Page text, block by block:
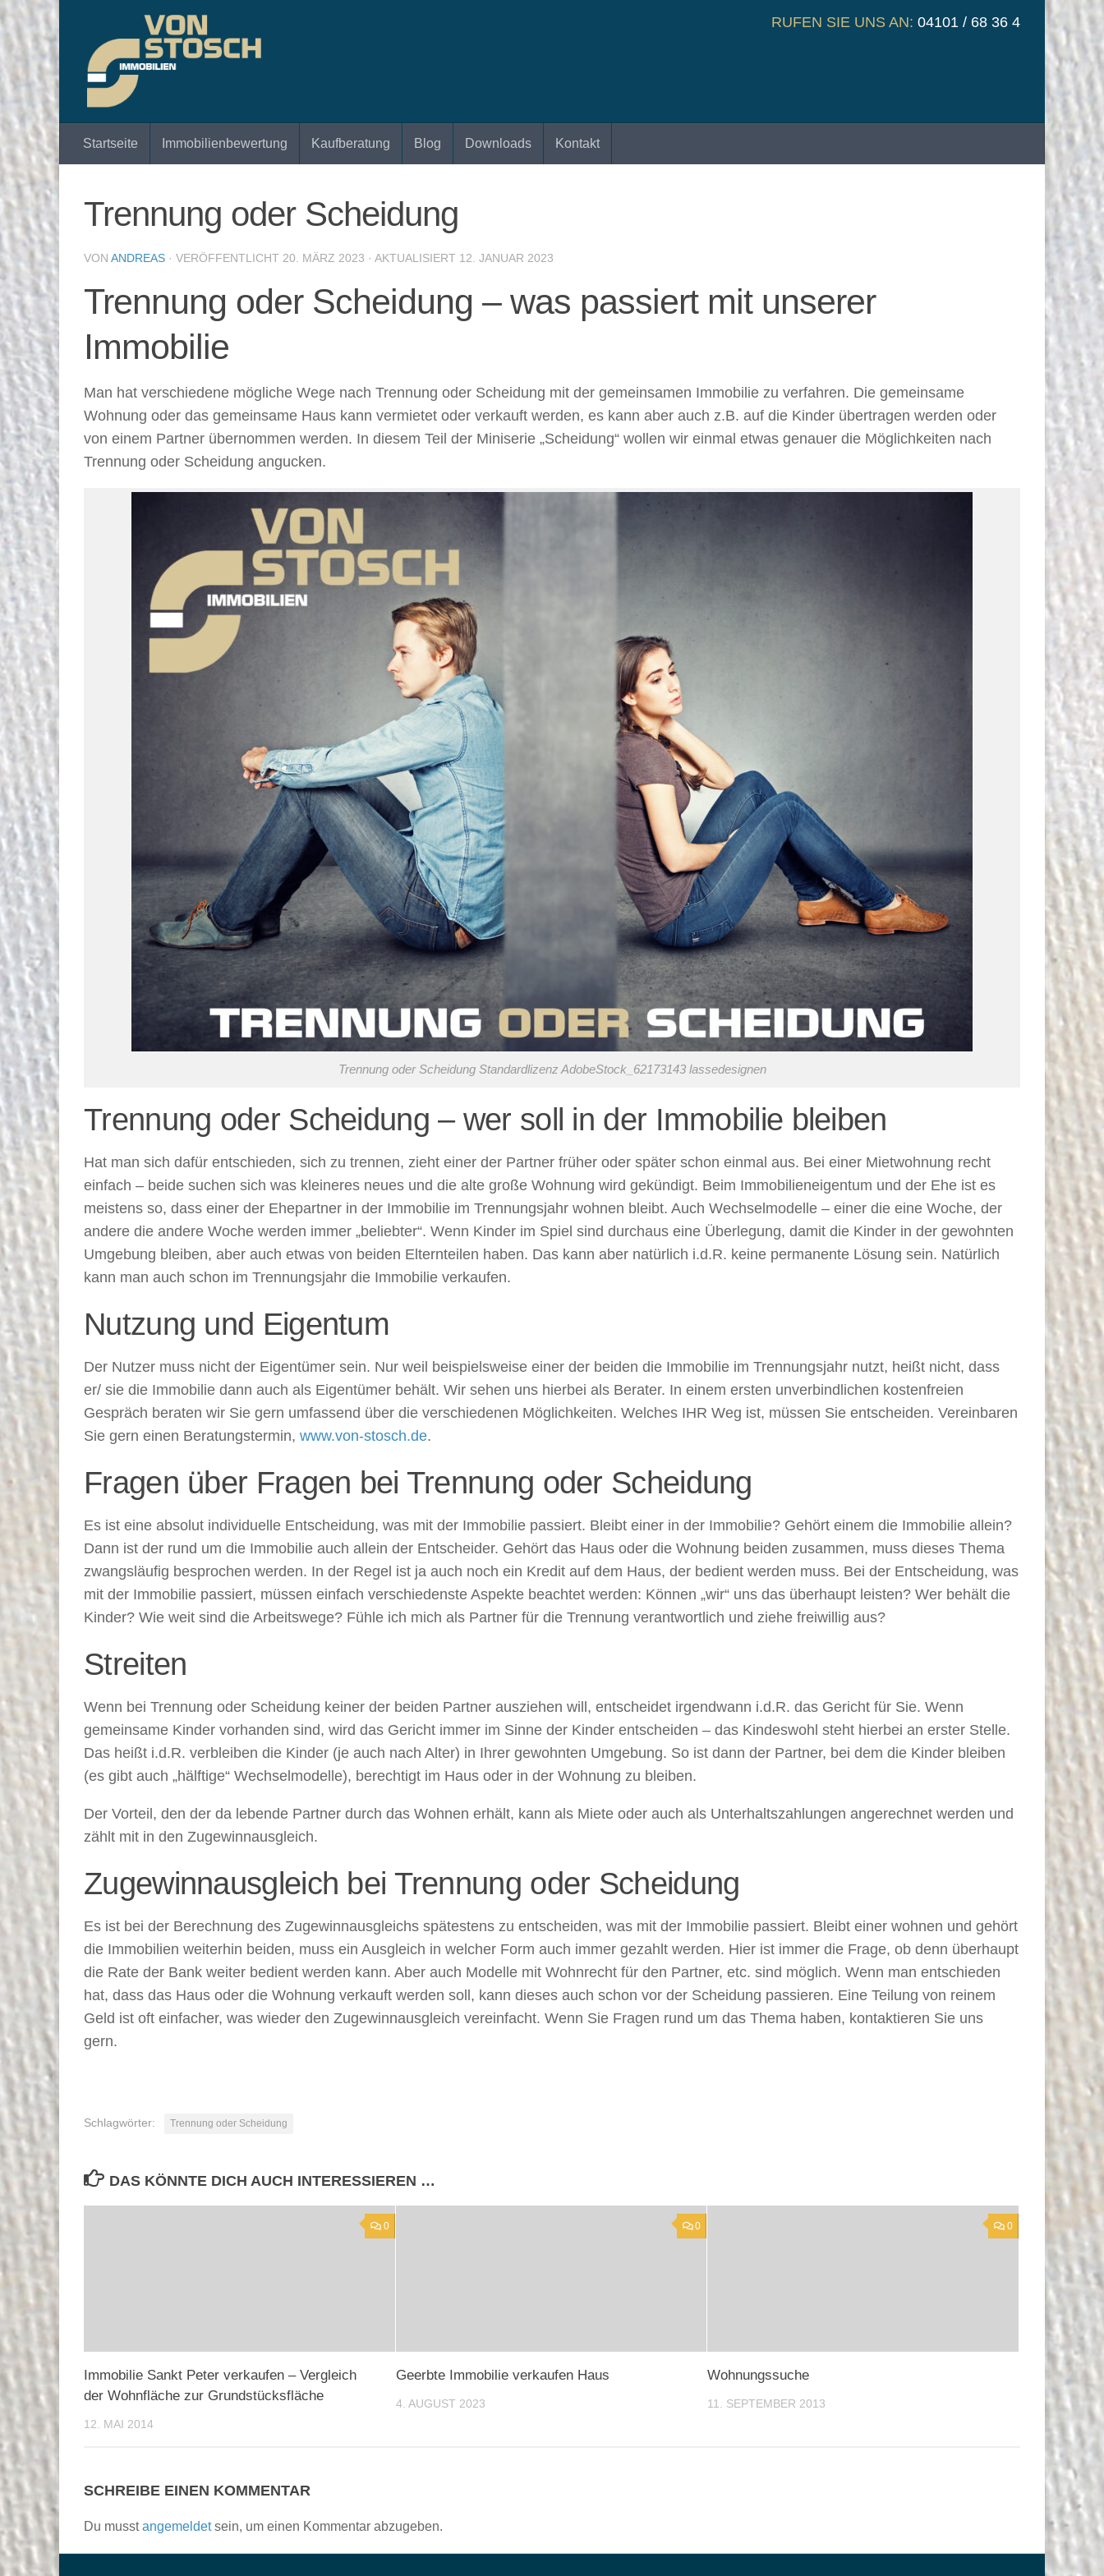
Zum Inhalt springen RUFEN SIE UNS AN: 04101 / 68 36 4
Startseite Immobilienbewertung Kaufberatung Blog Downloads Kontakt
Trennung oder Scheidung
VON ANDREAS · VERÖFFENTLICHT 20. MÄRZ 2023 · AKTUALISIERT 12. JANUAR 2023
Trennung oder Scheidung – was passiert mit unserer
Immobilie
Man hat verschiedene mögliche Wege nach Trennung oder Scheidung mit der gemeinsamen Immobilie zu verfahren. Die gemeinsame
Wohnung oder das gemeinsame Haus kann vermietet oder verkauft werden, es kann aber auch z.B. auf die Kinder übertragen werden oder
von einem Partner übernommen werden. In diesem Teil der Miniserie „Scheidung“ wollen wir einmal etwas genauer die Möglichkeiten nach
Trennung oder Scheidung angucken.
Trennung oder Scheidung Standardlizenz AdobeStock_62173143 lassedesignen
Trennung oder Scheidung – wer soll in der Immobilie bleiben
Hat man sich dafür entschieden, sich zu trennen, zieht einer der Partner früher oder später schon einmal aus. Bei einer Mietwohnung recht
einfach – beide suchen sich was kleineres neues und die alte große Wohnung wird gekündigt. Beim Immobilieneigentum und der Ehe ist es
meistens so, dass einer der Ehepartner in der Immobilie im Trennungsjahr wohnen bleibt. Auch Wechselmodelle – einer die eine Woche, der
andere die andere Woche werden immer „beliebter“. Wenn Kinder im Spiel sind durchaus eine Überlegung, damit die Kinder in der gewohnten
Umgebung bleiben, aber auch etwas von beiden Elternteilen haben. Das kann aber natürlich i.d.R. keine permanente Lösung sein. Natürlich
kann man auch schon im Trennungsjahr die Immobilie verkaufen.
Nutzung und Eigentum
Der Nutzer muss nicht der Eigentümer sein. Nur weil beispielsweise einer der beiden die Immobilie im Trennungsjahr nutzt, heißt nicht, dass
er/ sie die Immobilie dann auch als Eigentümer behält. Wir sehen uns hierbei als Berater. In einem ersten unverbindlichen kostenfreien
Gespräch beraten wir Sie gern umfassend über die verschiedenen Möglichkeiten. Welches IHR Weg ist, müssen Sie entscheiden. Vereinbaren
Sie gern einen Beratungstermin, www.von-stosch.de.
Fragen über Fragen bei Trennung oder Scheidung
Es ist eine absolut individuelle Entscheidung, was mit der Immobilie passiert. Bleibt einer in der Immobilie? Gehört einem die Immobilie allein?
Dann ist der rund um die Immobilie auch allein der Entscheider. Gehört das Haus oder die Wohnung beiden zusammen, muss dieses Thema
zwangsläufig besprochen werden. In der Regel ist ja auch noch ein Kredit auf dem Haus, der bedient werden muss. Bei der Entscheidung, was
mit der Immobilie passiert, müssen einfach verschiedenste Aspekte beachtet werden: Können „wir“ uns das überhaupt leisten? Wer behält die
Kinder? Wie weit sind die Arbeitswege? Fühle ich mich als Partner für die Trennung verantwortlich und ziehe freiwillig aus?
Streiten
Wenn bei Trennung oder Scheidung keiner der beiden Partner ausziehen will, entscheidet irgendwann i.d.R. das Gericht für Sie. Wenn
gemeinsame Kinder vorhanden sind, wird das Gericht immer im Sinne der Kinder entscheiden – das Kindeswohl steht hierbei an erster Stelle.
Das heißt i.d.R. verbleiben die Kinder (je auch nach Alter) in Ihrer gewohnten Umgebung. So ist dann der Partner, bei dem die Kinder bleiben
(es gibt auch „hälftige“ Wechselmodelle), berechtigt im Haus oder in der Wohnung zu bleiben.
Der Vorteil, den der da lebende Partner durch das Wohnen erhält, kann als Miete oder auch als Unterhaltszahlungen angerechnet werden und
zählt mit in den Zugewinnausgleich.
Zugewinnausgleich bei Trennung oder Scheidung
Es ist bei der Berechnung des Zugewinnausgleichs spätestens zu entscheiden, was mit der Immobilie passiert. Bleibt einer wohnen und gehört
die Immobilien weiterhin beiden, muss ein Ausgleich in welcher Form auch immer gezahlt werden. Hier ist immer die Frage, ob denn überhaupt
die Rate der Bank weiter bedient werden kann. Aber auch Modelle mit Wohnrecht für den Partner, etc. sind möglich. Wenn man entschieden
hat, dass das Haus oder die Wohnung verkauft werden soll, kann dieses auch schon vor der Scheidung passieren. Eine Teilung von reinem
Geld ist oft einfacher, was wieder den Zugewinnausgleich vereinfacht. Wenn Sie Fragen rund um das Thema haben, kontaktieren Sie uns
gern.
Schlagwörter: Trennung oder Scheidung
DAS KÖNNTE DICH AUCH INTERESSIEREN …
0
Immobilie Sankt Peter verkaufen – Vergleich
der Wohnfläche zur Grundstücksfläche
12. MAI 2014
0
Geerbte Immobilie verkaufen Haus
4. AUGUST 2023
0
Wohnungssuche
11. SEPTEMBER 2013
SCHREIBE EINEN KOMMENTAR
Du musstangemeldetsein, um einen Kommentar abzugeben.